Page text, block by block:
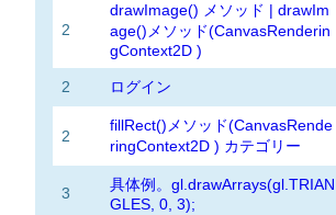
2
drawImage() メソッド | drawIm
age()メソッド(CanvasRenderin
gContext2D )
2 ログイン
2
fillRect()メソッド(CanvasRende
ringContext2D ) カテゴリー
3
具体例。gl.drawArrays(gl.TRIAN
GLES, 0, 3);